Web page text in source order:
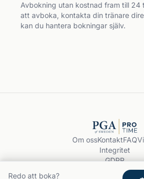
Avbokning utan kostnad fram till 24
att avboka, kontakta din tränare
kan du hantera bokningar själv.
Redo att boka?
Om ossKontaktFAQ
Integritet
GDPR
Boka träning